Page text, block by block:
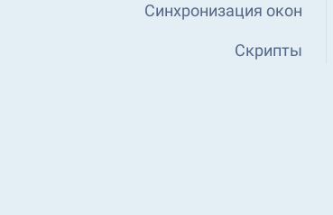
Синхронизация окон
Скрипты